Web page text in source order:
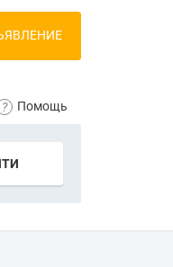
Помощь